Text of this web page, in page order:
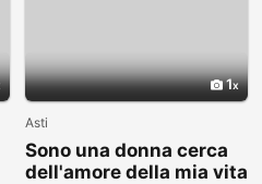
1
Asti
Sono una donna cerca
dell'amore della mia vita